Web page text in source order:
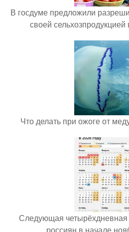
В госдуме предложили
своей
Что делать при ожоге от
Следующая четырёхдневная